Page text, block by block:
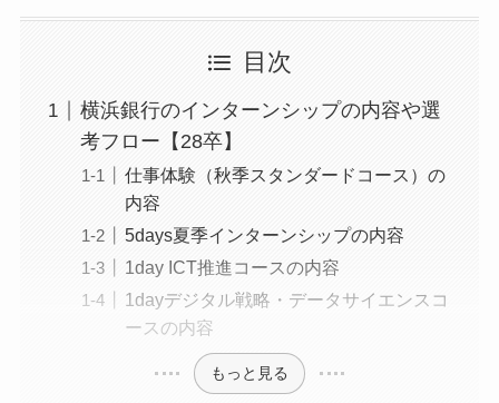
目次
横浜銀行のインターンシップの内容や選
考フロー【28卒】
仕事体験（秋季スタンダードコース）の
内容
5days夏季インターンシップの内容
1day ICT推進コースの内容
1dayデジタル戦略・データサイエンスコ
ースの内容
もっと見る